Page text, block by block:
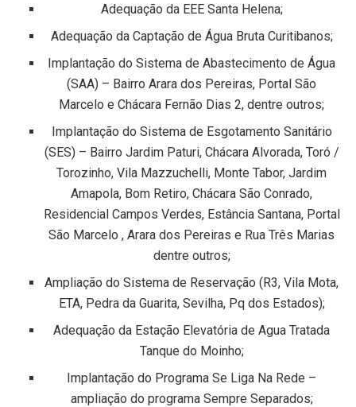
Adequação da EEE Santa Helena;
Adequação da Captação de Água Bruta Curitibanos;
Implantação do Sistema de Abastecimento de Água
(SAA) – Bairro Arara dos Pereiras, Portal São
Marcelo e Chácara Fernão Dias 2, dentre outros;
Implantação do Sistema de Esgotamento Sanitário
(SES) – Bairro Jardim Paturi, Chácara Alvorada, Toró /
Torozinho, Vila Mazzuchelli, Monte Tabor, Jardim
Amapola, Bom Retiro, Chácara São Conrado,
Residencial Campos Verdes, Estância Santana, Portal
São Marcelo , Arara dos Pereiras e Rua Três Marias
dentre outros;
Ampliação do Sistema de Reservação (R3, Vila Mota,
ETA, Pedra da Guarita, Sevilha, Pq dos Estados);
Adequação da Estação Elevatória de Agua Tratada
Tanque do Moinho;
Implantação do Programa Se Liga Na Rede –
ampliação do programa Sempre Separados;